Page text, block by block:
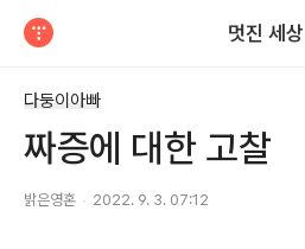
멋진 세상
다둥이아빠
짜증에 대한 고찰
밝은영혼 2022. 9. 3. 07:12